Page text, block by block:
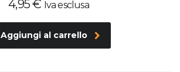
4,95€ Iva esclusa
Aggiungi al carrello